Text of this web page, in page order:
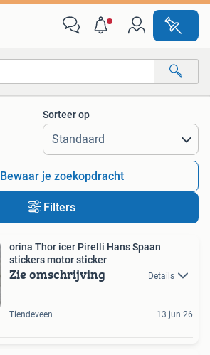
Alle afstanden…
Sorteer op
Bewaar je zoekopdracht
Filters
orina Thor icer Pirelli Hans Spaan
stickers motor sticker
Zie omschrijving Details
Tiendeveen 13 jun 26